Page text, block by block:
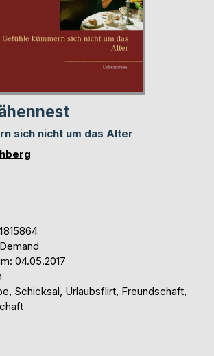
sich nicht um das Alter
04.05.2017
Schicksal, Urlaubsflirt, Freundschaft,